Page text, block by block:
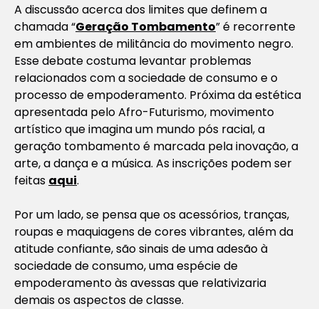
A discussão acerca dos limites que definem a
chamada “Geração Tombamento” é recorrente
em ambientes de militância do movimento negro.
Esse debate costuma levantar problemas
relacionados com a sociedade de consumo e o
processo de empoderamento. Próxima da estética
apresentada pelo Afro-Futurismo, movimento
artístico que imagina um mundo pós racial, a
geração tombamento é marcada pela inovação, a
arte, a dança e a música. As inscrições podem ser
feitas aqui.
Por um lado, se pensa que os acessórios, tranças,
roupas e maquiagens de cores vibrantes, além da
atitude confiante, são sinais de uma adesão à
sociedade de consumo, uma espécie de
empoderamento às avessas que relativizaria
demais os aspectos de classe.